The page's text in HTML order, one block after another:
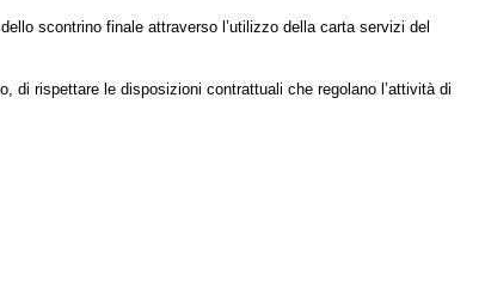
scontrino finale attraverso l’utilizzo della carta servizi del
di rispettare le disposizioni contrattuali che regolano l’attività di